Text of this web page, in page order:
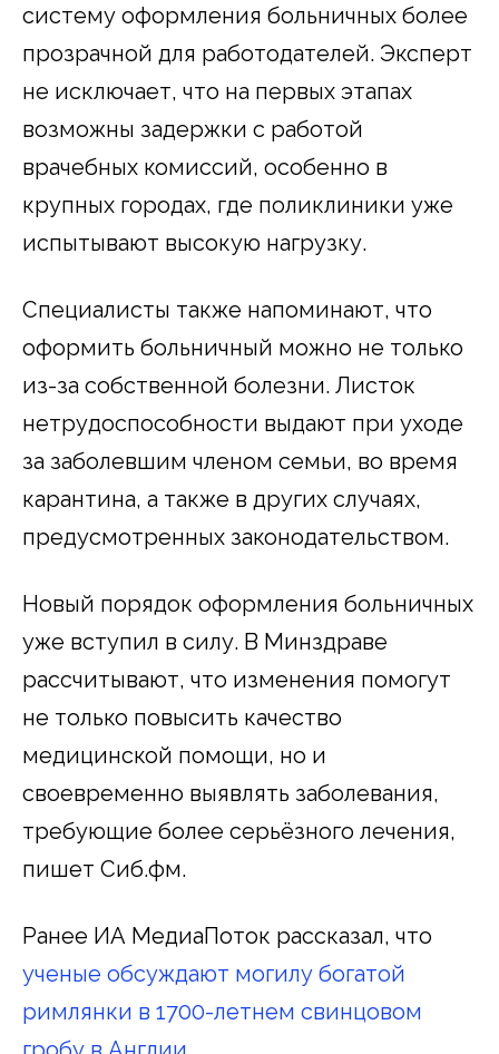
систему оформления больничных более
прозрачной для работодателей. Эксперт
не исключает, что на первых этапах
возможны задержки с работой
врачебных комиссий, особенно в
крупных городах, где поликлиники уже
испытывают высокую нагрузку.
Специалисты также напоминают, что
оформить больничный можно не только
из-за собственной болезни. Листок
нетрудоспособности выдают при уходе
за заболевшим членом семьи, во время
карантина, а также в других случаях,
предусмотренных законодательством.
Новый порядок оформления больничных
уже вступил в силу. В Минздраве
рассчитывают, что изменения помогут
не только повысить качество
медицинской помощи, но и
своевременно выявлять заболевания,
требующие более серьёзного лечения,
пишет Сиб.фм.
Ранее ИА МедиаПоток рассказал, что
ученые обсуждают могилу богатой
римлянки в 1700-летнем свинцовом